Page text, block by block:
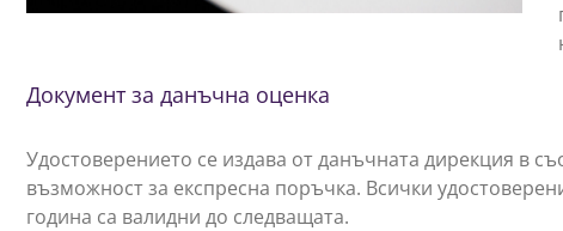
Документ за данъчна оценка
Удостоверението се издава от данъчната дирекция в
възможност за експресна поръчка. Всички
година са валидни до следващата.